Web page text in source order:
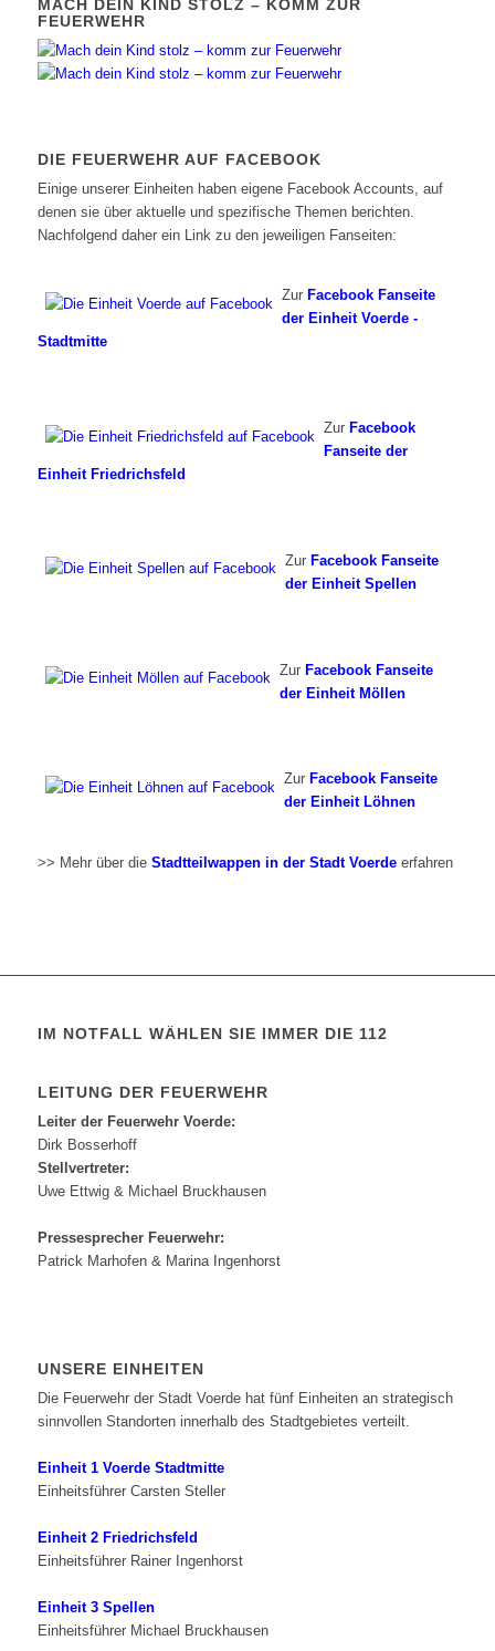
MACH DEIN KIND STOLZ – KOMM ZUR
FEUERWEHR
DIE FEUERWEHR AUF FACEBOOK
Einige unserer Einheiten haben eigene Facebook Accounts, auf
denen sie über aktuelle und spezifische Themen berichten.
Nachfolgend daher ein Link zu den jeweiligen Fanseiten:
Zur Facebook Fanseite
der Einheit Voerde -
Stadtmitte
Zur Facebook
Fanseite der
Einheit Friedrichsfeld
Zur Facebook Fanseite
der Einheit Spellen
Zur Facebook Fanseite
der Einheit Möllen
Zur Facebook Fanseite
der Einheit Löhnen
>> Mehr über die Stadtteilwappen in der Stadt Voerdeerfahren
IM NOTFALL WÄHLEN SIE IMMER DIE 112
LEITUNG DER FEUERWEHR
Leiter der Feuerwehr Voerde:
Dirk Bosserhoff
Stellvertreter:
Uwe Ettwig & Michael Bruckhausen
Pressesprecher Feuerwehr:
Patrick Marhofen & Marina Ingenhorst
UNSERE EINHEITEN
Die Feuerwehr der Stadt Voerde hat fünf Einheiten an strategisch
sinnvollen Standorten innerhalb des Stadtgebietes verteilt.
Einheit 1 Voerde Stadtmitte
Einheitsführer Carsten Steller
Einheit 2 Friedrichsfeld
Einheitsführer Rainer Ingenhorst
Einheit 3 Spellen
Einheitsführer Michael Bruckhausen